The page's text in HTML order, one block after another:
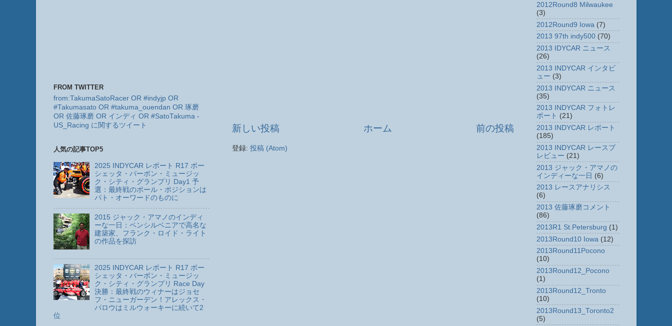
新しい投稿 前の投稿
ホーム
登録: 投稿 (Atom)
FROM TWITTER
from:TakumaSatoRacer OR #indyjp OR
#Takumasato OR #takuma_ouendan OR 琢磨
OR 佐藤琢磨 OR インディ OR #SatoTakuma -
US_Racing に関するツイート
人気の記事TOP5
2025 INDYCAR レポート R17 ボー
シェッタ・バーボン・ミュージッ
ク・シティ・グランプリ Day1 予
選：最終戦のポール・ポジションは
パト・オーワードのものに
2015 ジャック・アマノのインディ
ーな一日：ペンシルベニアで高名な
建築家、フランク・ロイド・ライト
の作品を探訪
2025 INDYCAR レポート R17 ボー
シェッタ・バーボン・ミュージッ
ク・シティ・グランプリ Race Day
決勝：最終戦のウィナーはジョセ
フ・ニューガーデン！アレックス・
パロウはミルウォーキーに続いて2
位
2012Round8 Milwaukee
(3)
2012Round9 Iowa (7)
2013 97th indy500 (70)
2013 IDYCAR ニュース
(26)
2013 INDYCAR インタビ
ュー (3)
2013 INDYCAR ニュース
(35)
2013 INDYCAR フォトレ
ポート (21)
2013 INDYCAR レポート
(185)
2013 INDYCAR レースプ
レビュー (21)
2013 ジャック・アマノの
インディーな一日 (6)
2013 レースアナリシス
(6)
2013 佐藤琢磨コメント
(86)
2013R1 St.Petersburg (1)
2013Round10 Iowa (12)
2013Round11Pocono
(10)
2013Round12_Pocono
(1)
2013Round12_Tronto
(10)
2013Round13_Toronto2
(5)